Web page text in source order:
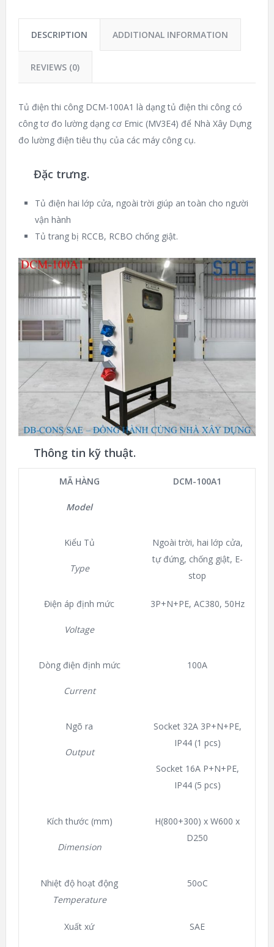
DESCRIPTION ADDITIONAL INFORMATION
REVIEWS (0)
Tủ điện thi công DCM-100A1 là dạng tủ điện thi công có
công tơ đo lường dạng cơ Emic (MV3E4) để Nhà Xây Dựng
đo lường điện tiêu thụ của các máy công cụ.
Đặc trưng.
Tủ điện hai lớp cửa, ngoài trời giúp an toàn cho người
vận hành
Tủ trang bị RCCB, RCBO chống giật.
Thông tin kỹ thuật.
MÃ HÀNG
Model
DCM-100A1
Kiểu Tủ
Type
Ngoài trời, hai lớp cửa,
tự đứng, chống giật, E-
stop
Điện áp định mức
Voltage
3P+N+PE, AC380, 50Hz
Dòng điện định mức
Current
100A
Ngõ ra
Output
Socket 32A 3P+N+PE,
IP44 (1 pcs)
Socket 16A P+N+PE,
IP44 (5 pcs)
Kích thước (mm)
Dimension
H(800+300) x W600 x
D250
Nhiệt độ hoạt động
Temperature
50oC
Xuất xứ SAE